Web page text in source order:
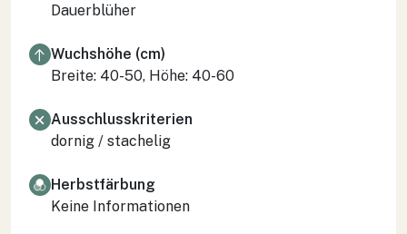
Dauerblüher
Wuchshöhe (cm)
Breite: 40-50, Höhe: 40-60
Ausschlusskriterien
dornig / stachelig
Herbstfärbung
Keine Informationen